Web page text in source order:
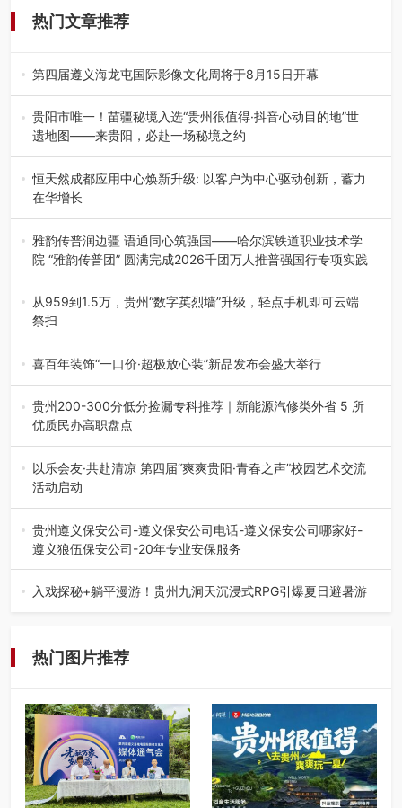
热门文章推荐
第四届遵义海龙屯国际影像文化周将于8月15日开幕
8月7日，第四届遵义海龙屯国际影像文化周媒体通气会在世
界文化遗产地海龙屯核心景区…
贵阳市唯一！苗疆秘境入选“贵州很值得·抖音心动目的地”世
遗地图——来贵阳，必赴一场秘境之约
2026年7月21日，2026年“贵州很值得”暨抖音“心动目的
地”（贵州站）主题…
恒天然成都应用中心焕新升级: 以客户为中心驱动创新，蓄力
在华增长
融合全球研发实力与本土洞察，深化客户共创，赋能西南市
场创新发展 （7月27日，成…
雅韵传普润边疆 语通同心筑强国——哈尔滨铁道职业技术学
院 “雅韵传普团” 圆满完成2026千团万人推普强国行专项实践
为扎实推进2026“千团万人推普强国行”大学生暑期社会实
践，牢牢紧扣 “雅韵传普…
从959到1.5万，贵州“数字英烈墙”升级，轻点手机即可云端
祭扫
八一建军节到来之际，由贵州省退役军人事务厅指导，贵阳
市退役军人事务局联合贵州广电…
喜百年装饰“一口价·超极放心装”新品发布会盛大举行
2026年7月31日，喜百年装饰“一口价·超极放心装”新品发布
会在贵阳隆重举行。…
贵州200-300分低分捡漏专科推荐｜新能源汽修类外省 5 所
优质民办高职盘点
在贵州省高考志愿填报体系中，200至300分数段考生可选择
的省内工科、新能源汽车…
以乐会友·共赴清凉 第四届“爽爽贵阳·青春之声”校园艺术交流
活动启动
七月的贵阳，清风送爽，第四届“爽爽贵阳·青春之声”校园管
弦乐（合唱）艺术交流活动…
贵州遵义保安公司-遵义保安公司电话-遵义保安公司哪家好-
遵义狼伍保安公司-20年专业安保服务
在遵义，不管是企业园区运营、小区物业管理、建筑工地施
工、商业商场经营，还是举办各…
入戏探秘+躺平漫游！贵州九洞天沉浸式RPG引爆夏日避暑游
热门图片推荐